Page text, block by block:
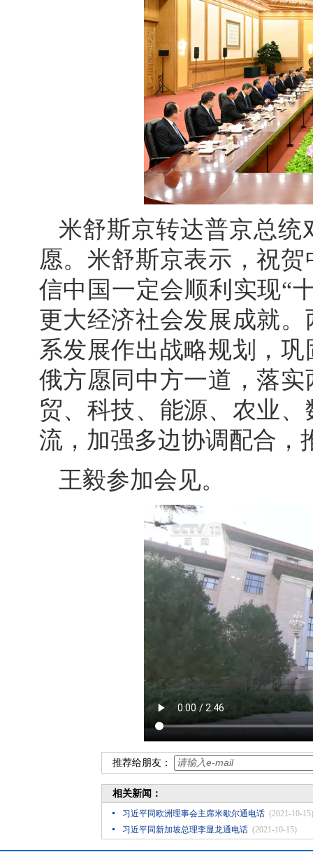
米舒斯京转达普京总
愿。米舒斯京表示，祝
信中国一定会顺利实现“
更大经济社会发展成就
系发展作出战略规划，
俄方愿同中方一道，落
贸、科技、能源、农业
流，加强多边协调配合，
王毅参加会见。
推荐给朋友：
相关新闻：
习近平同欧洲理事会主席米歇尔通电话 (2021-10-15)
习近平同新加坡总理李显龙通电话 (2021-10-15)